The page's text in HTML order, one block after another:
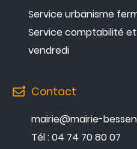
Service urbanisme
Service comptabilité et
vendredi
Contact
mairie@mairie-
Tél : 04 74 70 80 07